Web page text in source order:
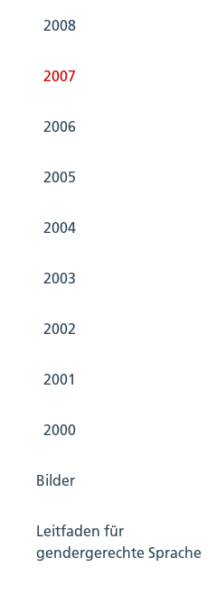
2008
2007
2006
2005
2004
2003
2002
2001
2000
Bilder
Leitfaden für
gendergerechte Sprache